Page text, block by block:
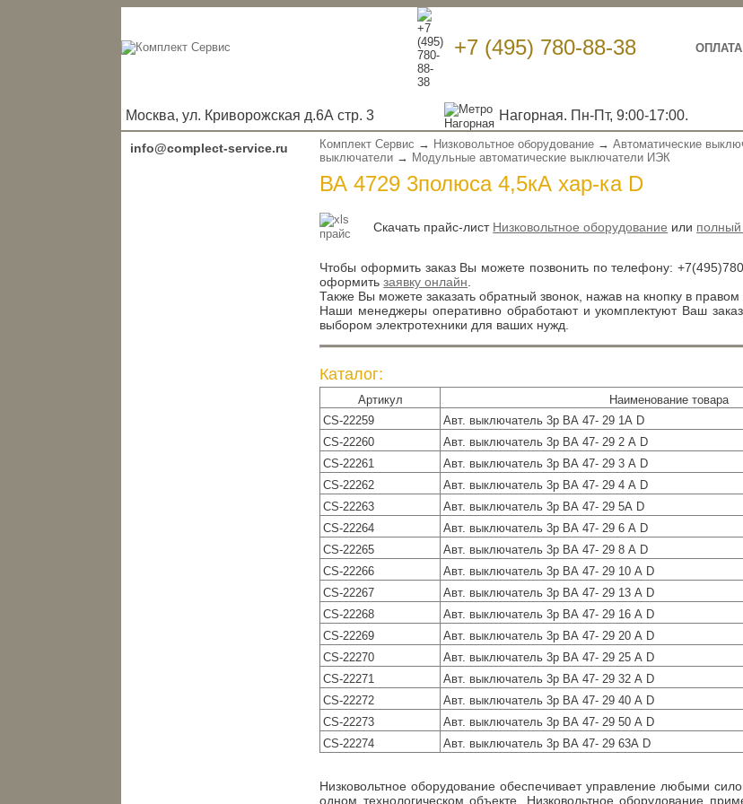
+7 (495) 780-88-38 ОПЛАТА
Москва, ул. Криворожская д.6А стр. 3 Нагорная. Пн-Пт, 9:00-17:00.
info@complect-service.ru Комплект Сервис → Низковольтное оборудование →Автоматические
выключатели → Модульные автоматические выключатели ИЭК
ВА 4729 3полюса 4,5кА хар-ка D
Скачать прайс-лист Низковольтное оборудование или полный
Чтобы оформить заказ Вы можете позвонить по телефону:
оформитьзаявку онлайн
Также Вы можете заказать обратный звонок, нажав на кнопку в правом
Наши менеджеры оперативно обработают и укомплектуют Ваш
выбором электротехники для ваших нужд.
Каталог:
Артикул Наименование товара
CS-22259
Авт. выключатель 3р ВА 47- 29 1А D
CS-22260
Авт. выключатель 3р ВА 47- 29 2 А D
CS-22261
Авт. выключатель 3р ВА 47- 29 3 А D
CS-22262
Авт. выключатель 3р ВА 47- 29 4 А D
CS-22263
Авт. выключатель 3р ВА 47- 29 5А D
CS-22264
Авт. выключатель 3р ВА 47- 29 6 А D
CS-22265
Авт. выключатель 3р ВА 47- 29 8 А D
CS-22266
Авт. выключатель 3р ВА 47- 29 10 А D
CS-22267
Авт. выключатель 3р ВА 47- 29 13 А D
CS-22268
Авт. выключатель 3р ВА 47- 29 16 А D
CS-22269
Авт. выключатель 3р ВА 47- 29 20 А D
CS-22270
Авт. выключатель 3р ВА 47- 29 25 А D
CS-22271
Авт. выключатель 3р ВА 47- 29 32 А D
CS-22272
Авт. выключатель 3р ВА 47- 29 40 А D
CS-22273
Авт. выключатель 3р ВА 47- 29 50 А D
CS-22274
Авт. выключатель 3р ВА 47- 29 63А D
Низковольтное оборудование обеспечивает управление любыми
одном технологическом объекте. Низковольтное оборудование